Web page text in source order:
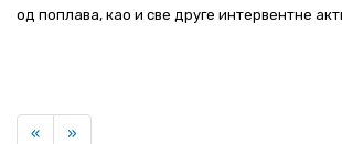
од поплава, као и све друге интервентне
«Previous
»